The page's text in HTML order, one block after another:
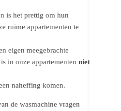
is het prettig om hun
ruime appartementen te
eigen meegebrachte
in onze appartementen niet
naheffing komen.
de wasmachine vragen